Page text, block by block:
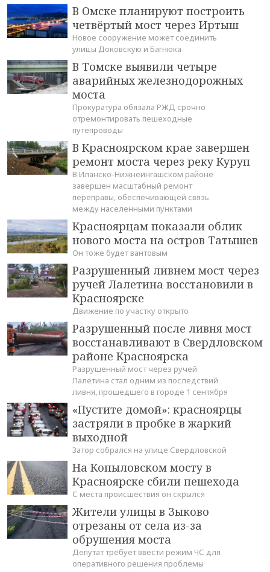
В Омске планируют построить
четвёртый мост через Иртыш
Новое сооружение может соединить
улицы Доковскую и Багнюка
В Томске выявили четыре
аварийных железнодорожных
моста
Прокуратура обязала РЖД срочно
отремонтировать пешеходные
путепроводы
В Красноярском крае завершен
ремонт моста через реку Куруп
В Иланско-Нижнеингашском районе
завершен масштабный ремонт
переправы, обеспечивающей связь
между населенными пунктами
Красноярцам показали облик
нового моста на остров Татышев
Он тоже будет вантовым
Разрушенный ливнем мост через
ручей Лалетина восстановили в
Красноярске
Движение по участку открыто
Разрушенный после ливня мост
восстанавливают в Свердловском
районе Красноярска
Разрушенный мост через ручей
Лалетина стал одним из последствий
ливня, прошедшего в городе 1 сентября
«Пустите домой»: красноярцы
застряли в пробке в жаркий
выходной
Затор собрался на улице Свердловской
На Копыловском мосту в
Красноярске сбили пешехода
С места происшествия он скрылся
Жители улицы в Зыково
отрезаны от села из-за
обрушения моста
Депутат требует ввести режим ЧС для
оперативного решения проблемы